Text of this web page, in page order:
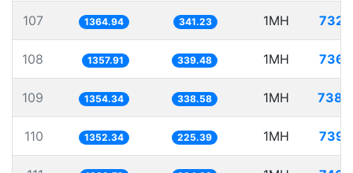
107 1364.94 341.23 1MH
108 1357.91 339.48 1MH
109 1354.34 338.58 1MH
110 1352.34 225.39 1MH